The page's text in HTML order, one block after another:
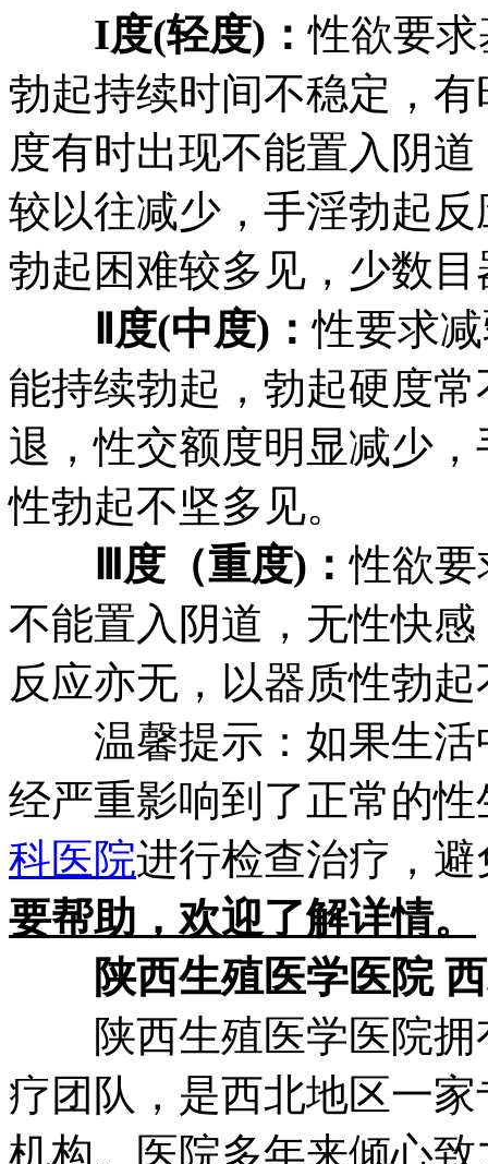
I度(轻度)：性欲要
勃起持续时间不稳定，
度有时出现不能置入阴
较以往减少，手淫勃起
勃起困难较多见，少数
Ⅱ度(中度)：性要求
能持续勃起，勃起硬度
退，性交额度明显减少
性勃起不坚多见。
Ⅲ度（重度)：性欲
不能置入阴道，无性快
反应亦无，以器质性勃
温馨提示：如果生
经严重影响到了正常的
科医院进行检查治疗，
要帮助，欢迎了解详情。
陕西生殖医学医院
陕西生殖医学医院拥
疗团队，是西北地区一
机构。医院多年来倾心